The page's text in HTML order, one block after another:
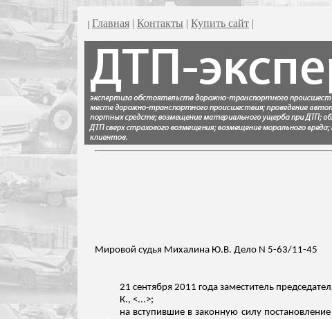
| Главная | Контакты | Купить сайт |
Мировой судья Михалина Ю.В. Дело N 5-63/11-45
21 сентября 2011 года заместитель
К., <...>;
на вступившие в законную силу